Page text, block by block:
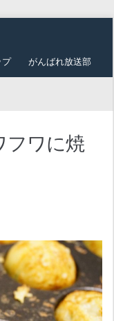
プ がんばれ放送部
フワに焼